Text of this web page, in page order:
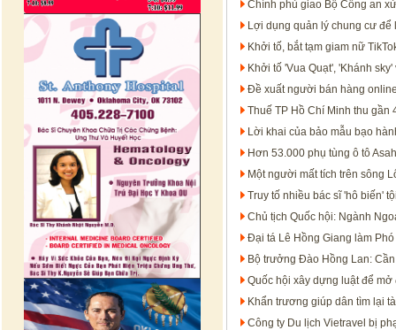
Chính phủ giao Bộ Công an
Lợi dụng quản lý chung cư
Khởi tố, bắt tạm giam nữ
Khởi tố 'Vua Quạt', 'Khánh
Đề xuất người bán hàng
Thuế TP Hồ Chí Minh thu gần
Lời khai của bảo mẫu bạo
Hơn 53.000 phụ tùng ô tô
Một người mất tích trên sông
Truy tố nhiều bác sĩ 'hô biến'
Chủ tịch Quốc hội: Ngành
Đại tá Lê Hồng Giang làm
Bộ trưởng Đào Hồng Lan:
Quốc hội xây dựng luật để
Khẩn trương giúp dân tìm lại
Công ty Du lịch Vietravel bị